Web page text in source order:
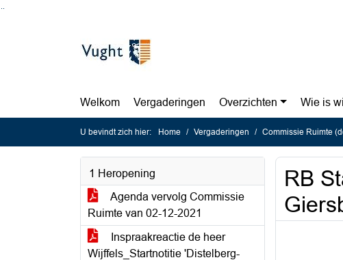
Welkom Vergaderingen Overzichten Wie is
U bevindt zich hier: Home Vergaderingen Commissie Ruimte
1 Heropening
Agenda vervolg Commissie
Ruimte van 02-12-2021
Inspraakreactie de heer
Wijffels_Startnotitie 'Distelberg-
RB